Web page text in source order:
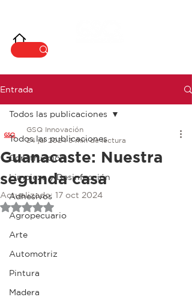
Entrada
Todos las publicaciones
Construcción
Limpieza y Desinfección
Adhesivos
Agropecuario
Arte
Automotriz
Pintura
Madera
Todos las publicaciones
Guanacaste: Nuestra
segunda casa
GSQ Innovación
24 jul 2024 3 min de lectura
Actualizado: 17 oct 2024
Obtuvo NaN de 5 estrellas.